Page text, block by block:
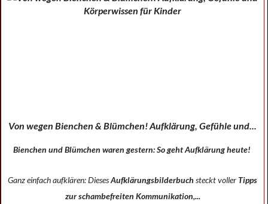
Von wegen Bienchen & Blümchen! Aufklärung, Gefühle und...
Bienchen und Blümchen waren gestern: So geht Aufklärung heute!
Ganz einfach aufklären: DiesesAufklärungsbilderbuch steckt voller Tipps
zur schambefreiten Kommunikation,...